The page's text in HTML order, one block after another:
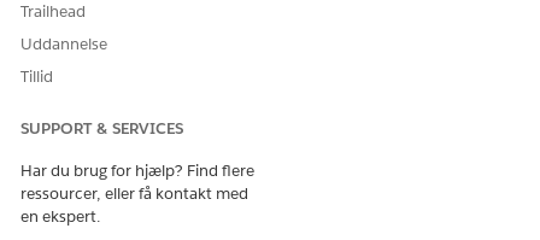
Trailhead
Uddannelse
Tillid
SUPPORT & SERVICES
Har du brug for hjælp? Find flere
ressourcer, eller få kontakt med
en ekspert.